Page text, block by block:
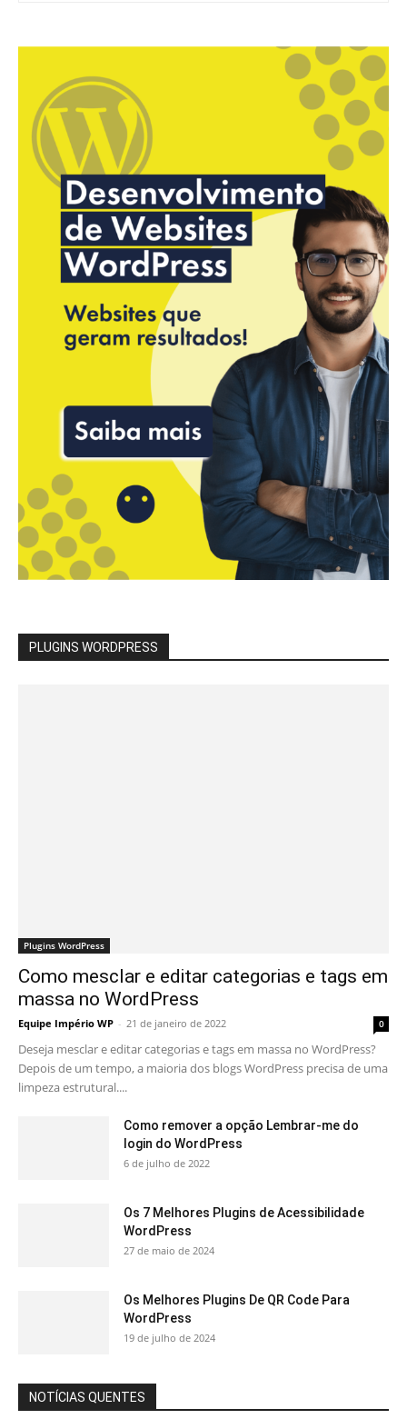
PLUGINS WORDPRESS
Plugins WordPress
Como mesclar e editar categorias e tags em
massa no WordPress
Equipe Império WP - 21 de janeiro de 2022 0
Deseja mesclar e editar categorias e tags em massa no WordPress?
Depois de um tempo, a maioria dos blogs WordPress precisa de uma
limpeza estrutural....
Como remover a opção Lembrar-me do
login do WordPress
6 de julho de 2022
Os 7 Melhores Plugins de Acessibilidade
WordPress
27 de maio de 2024
Os Melhores Plugins De QR Code Para
WordPress
19 de julho de 2024
NOTÍCIAS QUENTES